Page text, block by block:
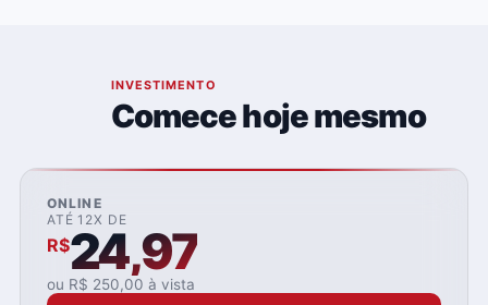
INVESTIMENTO
Comece hoje mesmo
ONLINE
ATÉ 12X DE
R$24,97
ou R$ 250,00 à vista